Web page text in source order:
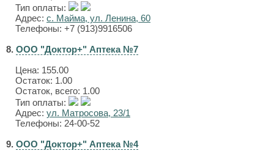
Тип оплаты:
Адрес: с. Майма, ул. Ленина, 60
Телефоны: +7 (913)9916506
8. ООО "Доктор+" Аптека №7
Цена: 155.00
Остаток: 1.00
Остаток, всего: 1.00
Тип оплаты:
Адрес: ул. Матросова, 23/1
Телефоны: 24-00-52
9. ООО "Доктор+" Аптека №4